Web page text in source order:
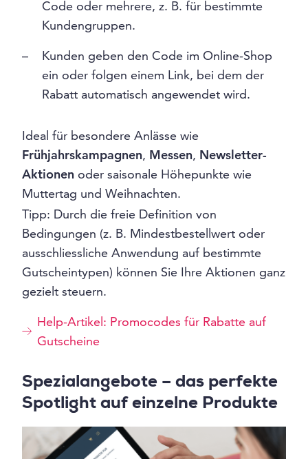
Code oder mehrere, z. B. für bestimmte
Kundengruppen.
Kunden geben den Code im Online-Shop
ein oder folgen einem Link, bei dem der
Rabatt automatisch angewendet wird.
Ideal für besondere Anlässe wie
Frühjahrskampagnen, Messen, Newsletter-
Aktionen oder saisonale Höhepunkte wie
Muttertag und Weihnachten.
Tipp: Durch die freie Definition von
Bedingungen (z. B. Mindestbestellwert oder
ausschliessliche Anwendung auf bestimmte
Gutscheintypen) können Sie Ihre Aktionen ganz
gezielt steuern.
Help-Artikel: Promocodes für Rabatte auf
Gutscheine
Spezialangebote – das perfekte
Spotlight auf einzelne Produkte